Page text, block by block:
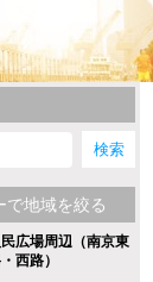
で地域を絞る
広場周辺（南京東
西路）